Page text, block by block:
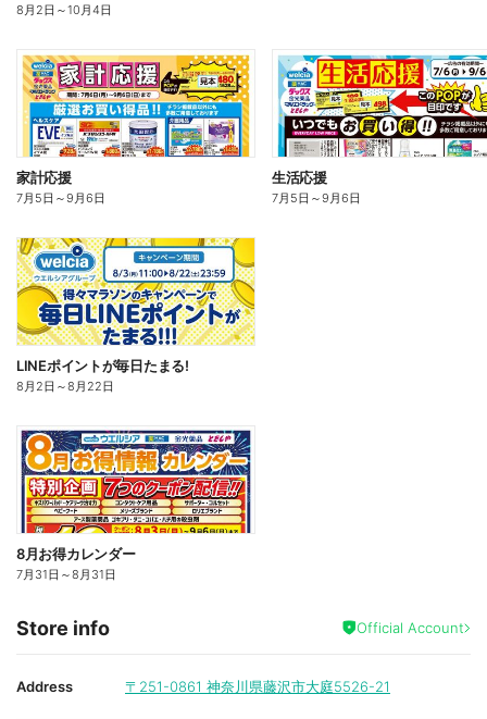
8月2日 ～10月4日
家計応援
7月5日 ～9月6日
生活応援
7月5日 ～9月6日
LINEポイントが毎日たまる!
8月2日 ～8月22日
8月お得カレンダー
7月31日 ～8月31日
Store info Official Account
Address 〒251-0861 神奈川県藤沢市大庭5526-21